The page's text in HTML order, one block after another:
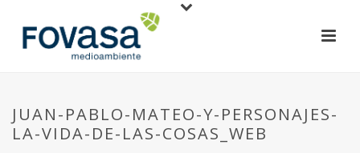
JUAN-PABLO-MATEO-Y-PERSONAJES-
LA-VIDA-DE-LAS-COSAS_WEB